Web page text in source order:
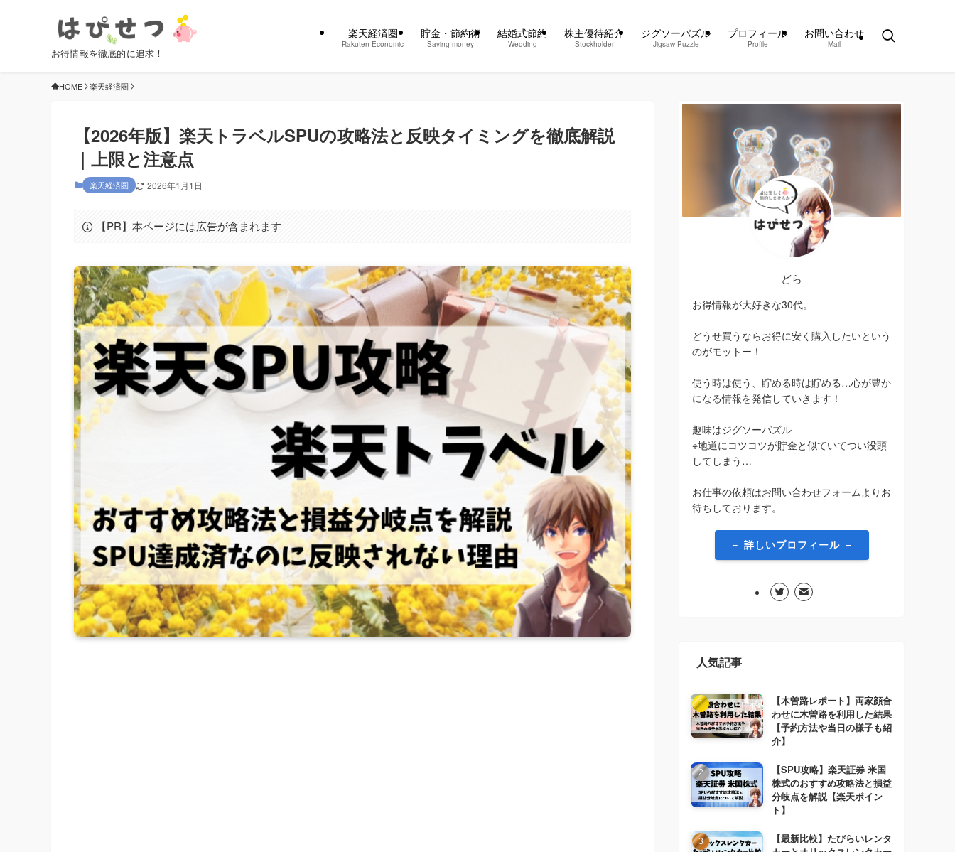
お得情報を徹底的に追求！
楽天経済圏
Rakuten Economic
貯金・節約術
Saving money
結婚式節約
Wedding
株主優待紹介
Stockholder
ジグソーパズル
Jigsaw Puzzle
プロフィール
Profile
お問い合わせ
Mail
HOME 楽天経済圏
【2026年版】楽天トラベルSPUの攻略法と反映タイミングを徹底解説
｜上限と注意点
楽天経済圏 2026年1月1日
【PR】本ページには広告が含まれます
どら
お得情報が大好きな30代。
どうせ買うならお得に安く購入したいという
のがモットー！
使う時は使う、貯める時は貯める…心が豊か
になる情報を発信していきます！
趣味はジグソーパズル
※地道にコツコツが貯金と似ていてつい没頭
してしまう…
お仕事の依頼はお問い合わせフォームよりお
待ちしております。
－ 詳しいプロフィール －
人気記事
【木曽路レポート】両家顔合
わせに木曽路を利用した結果
【予約方法や当日の様子も紹
介】
【SPU攻略】楽天証券 米国
株式のおすすめ攻略法と損益
分岐点を解説【楽天ポイン
ト】
【最新比較】たびらいレンタ